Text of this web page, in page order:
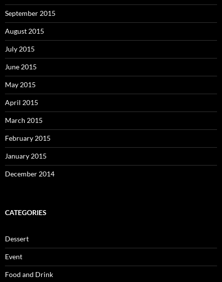
September 2015
August 2015
July 2015
June 2015
May 2015
April 2015
March 2015
February 2015
January 2015
December 2014
CATEGORIES
Dessert
Event
Food and Drink